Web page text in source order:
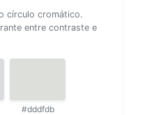
círculo cromático.
entre contraste e
#dddfdb